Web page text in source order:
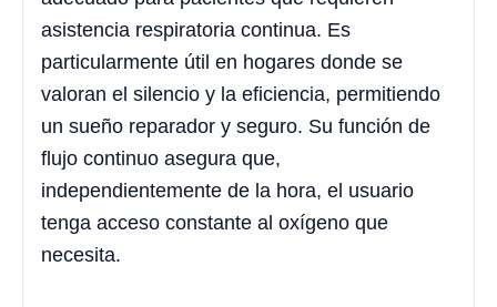
asistencia respiratoria continua. Es
particularmente útil en hogares donde se
valoran el silencio y la eficiencia, permitiendo
un sueño reparador y seguro. Su función de
flujo continuo asegura que,
independientemente de la hora, el usuario
tenga acceso constante al oxígeno que
necesita.